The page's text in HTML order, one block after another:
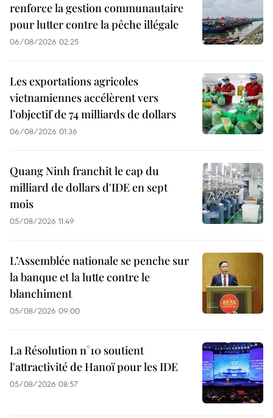
renforce la gestion communautaire
pour lutter contre la pêche illégale
06/08/2026 02:25
Les exportations agricoles
vietnamiennes accélèrent vers
l’objectif de 74 milliards de dollars
06/08/2026 01:36
Quang Ninh franchit le cap du
milliard de dollars d'IDE en sept
mois
05/08/2026 11:49
L’Assemblée nationale se penche sur
la banque et la lutte contre le
blanchiment
05/08/2026 09:00
La Résolution n°10 soutient
l'attractivité de Hanoï pour les IDE
05/08/2026 08:57